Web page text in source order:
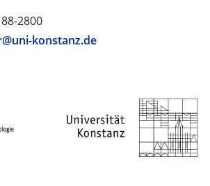
2800
konstanz.de